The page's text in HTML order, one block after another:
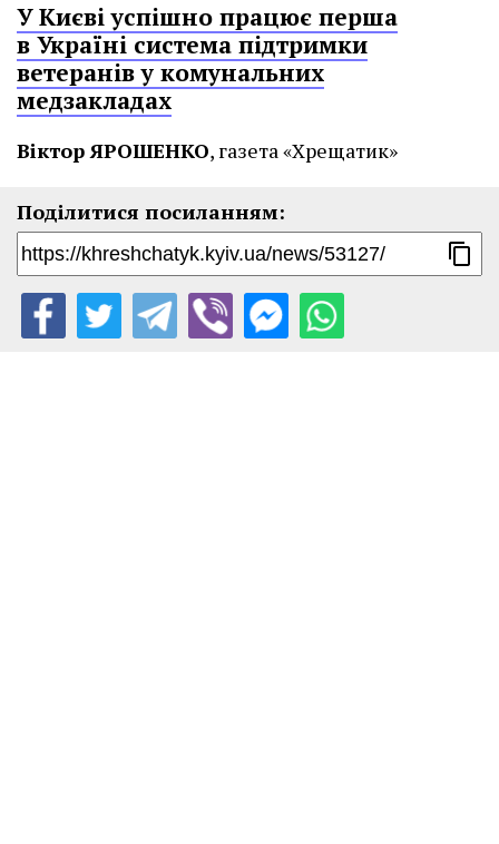
У Києві успішно працює перша
в Україні система підтримки
ветеранів у комунальних
медзакладах
Віктор ЯРОШЕНКО, газета «Хрещатик»